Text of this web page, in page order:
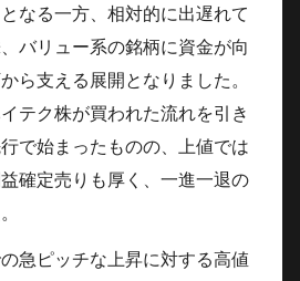
なる一方、相対的に出遅れて
バリュー系の銘柄に資金が向
ら支える展開となりました。
テク株が買われた流れを引き
で始まったものの、上値では
確定売りも厚く、一進一退の
急ピッチな上昇に対する高値